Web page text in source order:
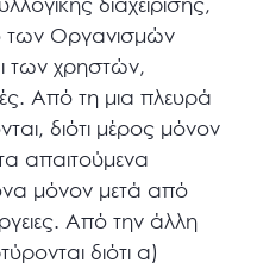
των Οργανισμών
των χρηστών,
Από τη μια πλευρά
διότι μέρος μόνον
απαιτούμενα
μόνον μετά από
Από την άλλη
διότι α)